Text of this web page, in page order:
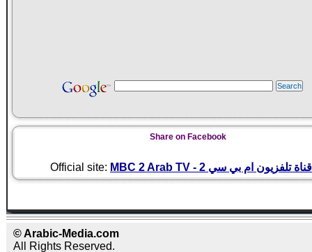
Share on Facebook
Official site: MBC 2 Arab TV - قناة تلفزيون ام بي سي 2
© Arabic-Media.com
All Rights Reserved.